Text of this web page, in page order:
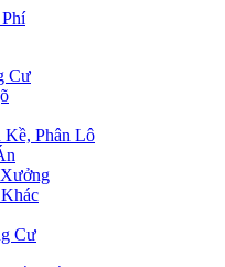
Cư
Phân Lô
Cư